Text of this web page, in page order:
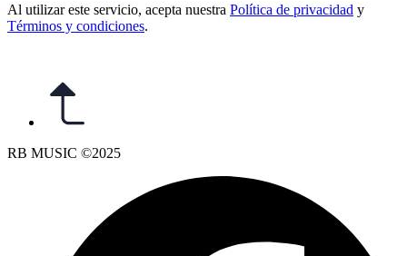
Al utilizar este servicio, acepta nuestra Política de privacidad y
Términos y condiciones.
RB MUSIC ©2025